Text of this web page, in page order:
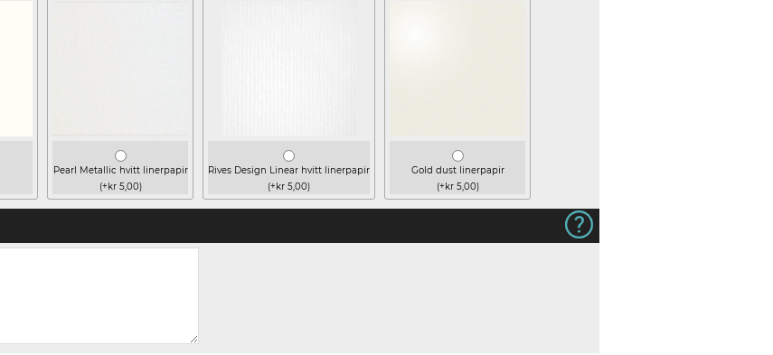
Pearl Metallic hvitt linerpapir
(+kr 5,00)
Rives Design Linear hvitt linerpapir
(+kr 5,00)
Gold dust linerpapir
(+kr 5,00)